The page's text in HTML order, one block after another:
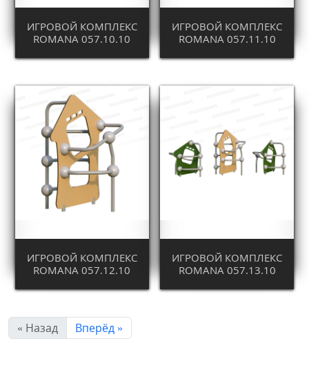
ИГРОВОЙ КОМПЛЕКС
ROMANA 057.10.10
ИГРОВОЙ КОМПЛЕКС
ROMANA 057.11.10
ИГРОВОЙ КОМПЛЕКС
ROMANA 057.12.10
ИГРОВОЙ КОМПЛЕКС
ROMANA 057.13.10
« Назад Вперёд »